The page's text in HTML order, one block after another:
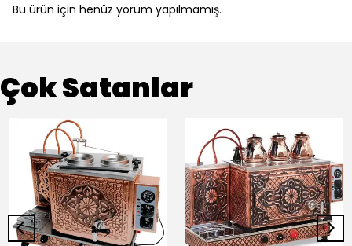
Bu ürün için henüz yorum yapılmamış.
Çok Satanlar